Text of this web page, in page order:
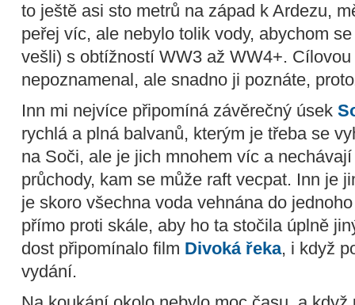
to ještě asi sto metrů na západ k Ardezu,
peřej víc, ale nebylo tolik vody, abychom
vešli) s obtížností WW3 až WW4+.
nepoznamenal, ale snadno ji poznáte,
Inn mi nejvíce připomíná závěrečný úsek
rychlá a plná balvanů, kterým je třeba se
na Soči, ale je jich mnohem víc a
průchody, kam se může raft vecpat. Inn je
je skoro všechna voda vehnána do
přímo proti skále, aby ho ta stočila úplně
dost připomínalo film Divoká řeka, i když
vydání.